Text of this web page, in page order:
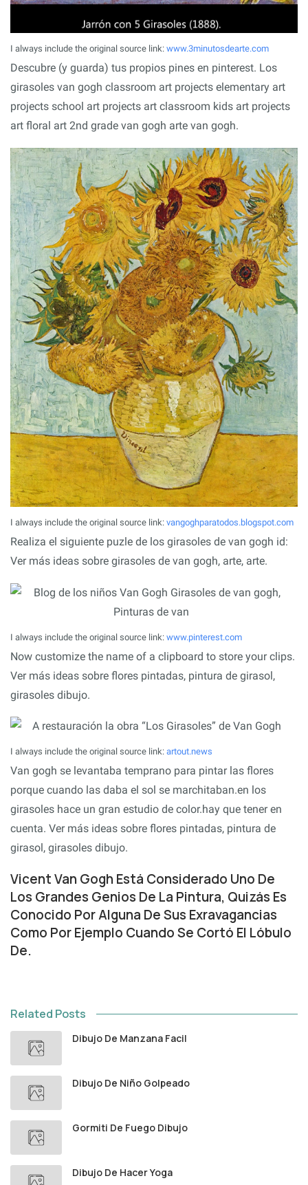
I always include the original source link: www.3minutosdearte.com
Descubre (y guarda) tus propios pines en pinterest. Los
girasoles van gogh classroom art projects elementary art
projects school art projects art classroom kids art projects
art floral art 2nd grade van gogh arte van gogh.
I always include the original source link: vangoghparatodos.blogspot.com
Realiza el siguiente puzle de los girasoles de van gogh id:
Ver más ideas sobre girasoles de van gogh, arte, arte.
I always include the original source link: www.pinterest.com
Now customize the name of a clipboard to store your clips.
Ver más ideas sobre flores pintadas, pintura de girasol,
girasoles dibujo.
I always include the original source link: artout.news
Van gogh se levantaba temprano para pintar las flores
porque cuando las daba el sol se marchitaban.en los
girasoles hace un gran estudio de color.hay que tener en
cuenta. Ver más ideas sobre flores pintadas, pintura de
girasol, girasoles dibujo.
Vicent Van Gogh Está Considerado Uno De
Los Grandes Genios De La Pintura, Quizás Es
Conocido Por Alguna De Sus Exravagancias
Como Por Ejemplo Cuando Se Cortó El Lóbulo
De.
Related Posts
Dibujo De Manzana Facil
Dibujo De Niño Golpeado
Gormiti De Fuego Dibujo
Dibujo De Hacer Yoga